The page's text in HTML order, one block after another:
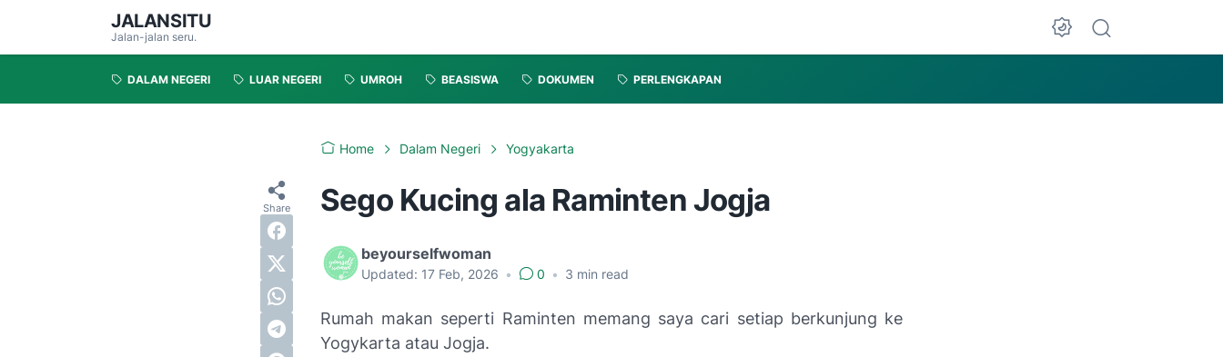
JALANSITU
Jalan-jalan seru.
DALAM NEGERI LUAR NEGERI UMROH BEASISWA DOKUMEN PERLENGKAPAN
Home Dalam Negeri Yogyakarta
Sego Kucing ala Raminten Jogja
beyourselfwoman
Updated: 17 Feb, 2026 • 0 • 3 min read
Rumah makan seperti Raminten memang saya cari setiap berkunjung ke
Yogykarta atau Jogja.